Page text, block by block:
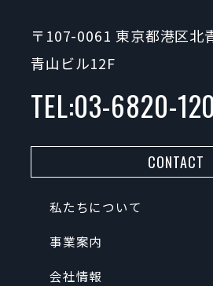
〒107-0061 東京都港区北
青山ビル12F
TEL:03-6820-
CONTACT
私たちについて
事業案内
会社情報